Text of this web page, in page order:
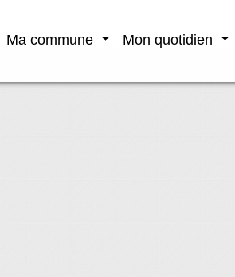
Ma commune Mon quotidien